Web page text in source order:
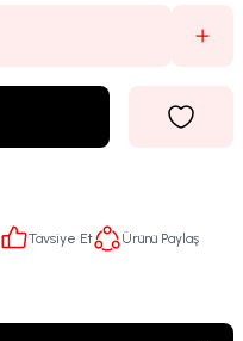
Tavsiye Et
Ürünü Paylaş